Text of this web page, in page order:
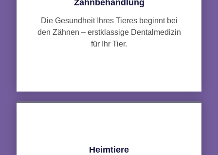
Zahnbehandlung
Die Gesundheit Ihres Tieres beginnt bei
den Zähnen – erstklassige Dentalmedizin
für Ihr Tier.
Heimtiere